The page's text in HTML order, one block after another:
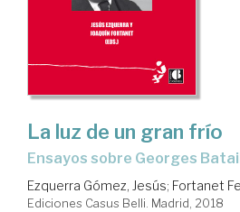
La luz de un gran frío
Ensayos sobre Georges
Ezquerra Gómez, Jesús; Fortanet
Ediciones Casus Belli. Madrid, 2018